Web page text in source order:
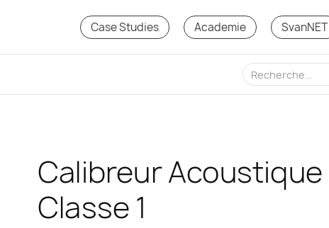
Case Studies Academie SvanNET
Calibreur Acoustique
Classe 1